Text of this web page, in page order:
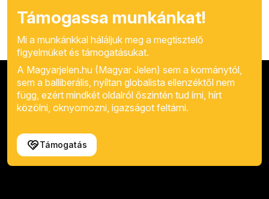
Támogassa munkánkat!
Mi a munkánkkal háláljuk meg a megtisztelő
figyelmüket és támogatásukat.
A Magyarjelen.hu (Magyar Jelen) sem a kormánytól,
sem a balliberális, nyíltan globalista ellenzéktől nem
függ, ezért mindkét oldalról őszintén tud írni, hírt
közölni, oknyomozni, igazságot feltárni.
Támogatás